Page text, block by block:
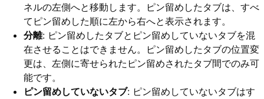
ネルの左側へと移動します。ピン留めしたタブは、すべ
てピン留めした順に左から右へと表示されます。
分離: ピン留めしたタブとピン留めしていないタブを混
在させることはできません。ピン留めしたタブの位置変
更は、左側に寄せられたピン留めされたタブ間でのみ可
能です。
ピン留めしていないタブ: ピン留めしていないタブはす